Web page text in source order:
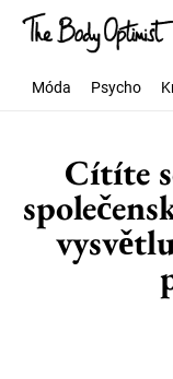
Móda Psycho
Cítíte